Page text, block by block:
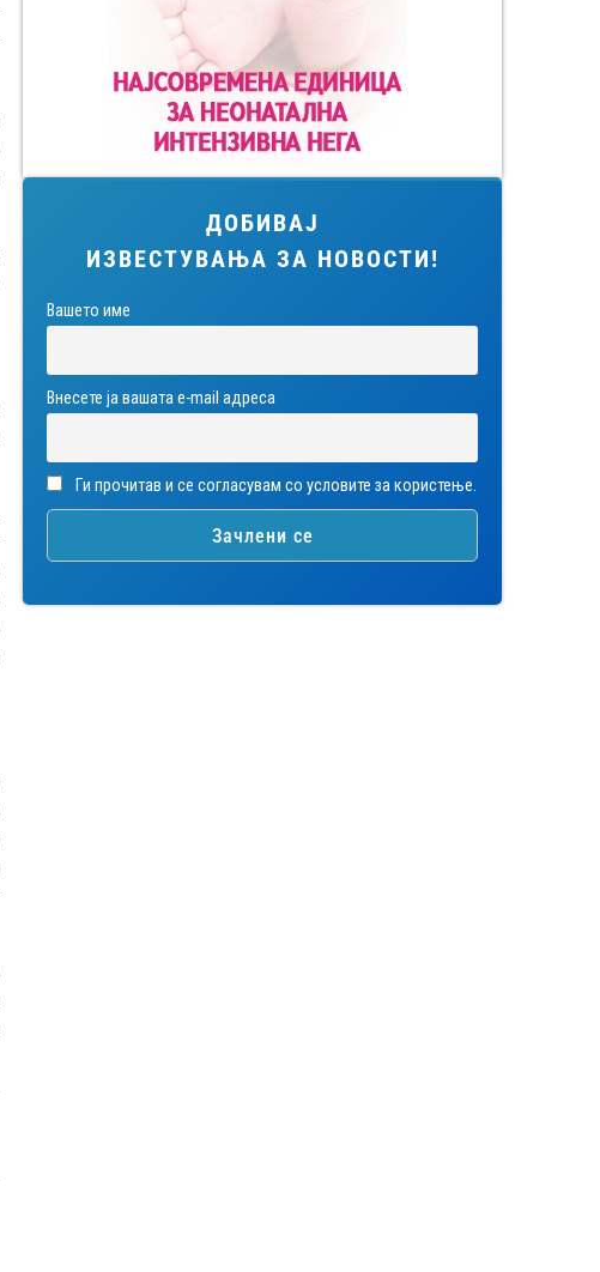
ДОБИВАЈ
ИЗВЕСТУВАЊА ЗА НОВОСТИ!
Вашето име
Внесете ја вашата е-mail адреса
Ги прочитав и се согласувам со условите за користење.